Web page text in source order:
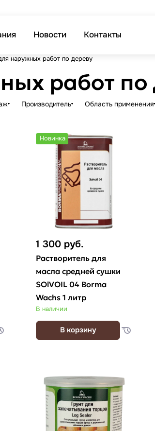
Новости Контакты
наружных работ по дереву
работ по
Производитель Область применения
Новинка
1 300 руб.
Растворитель для
масла средней сушки
SOlVOIL 04 Borma
Wachs 1 литр
В наличии
В корзину